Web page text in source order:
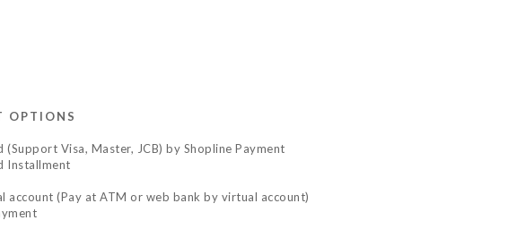
OPTIONS
(Support Visa, Master, JCB) by Shopline Payment
Installment
account (Pay at ATM or web bank by virtual account)